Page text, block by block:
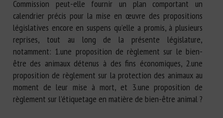
Commission peut-elle fournir un plan comportant un
calendrier précis pour la mise en œuvre des propositions
législatives encore en suspens qu’elle a promis, à plusieurs
reprises, tout au long de la présente législature,
notamment: 1.une proposition de règlement sur le bien-
être des animaux détenus à des fins économiques, 2.une
proposition de règlement sur la protection des animaux au
moment de leur mise à mort, et 3.une proposition de
règlement sur l’étiquetage en matière de bien-être animal ?